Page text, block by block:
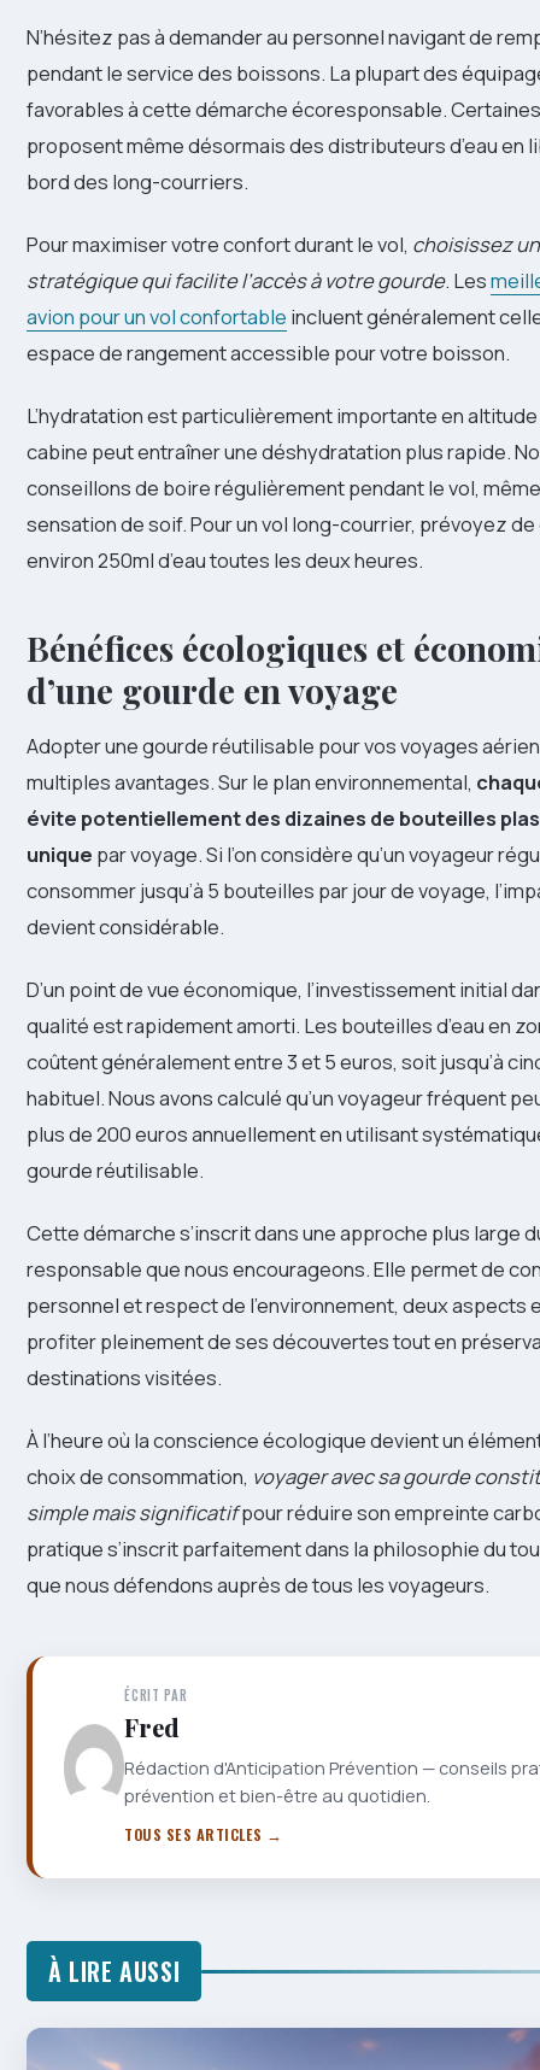
N’hésitez pas à demander au personnel navigant de
pendant le service des boissons. La plupart des
favorables à cette démarche écoresponsable.
proposent même désormais des distributeurs d’eau en
bord des long-courriers.
Pour maximiser votre confort durant le vol, choisissez
stratégique qui facilite l’accès à votre gourde. Les
avion pour un vol confortable incluent généralement
espace de rangement accessible pour votre boisson.
L’hydratation est particulièrement importante en altitude
cabine peut entraîner une déshydratation plus rapide.
conseillons de boire régulièrement pendant le vol,
sensation de soif. Pour un vol long-courrier, prévoyez
environ 250ml d’eau toutes les deux heures.
Bénéfices écologiques et
d’une gourde en voyage
Adopter une gourde réutilisable pour vos voyages
multiples avantages. Sur le plan environnemental,
évite potentiellement des dizaines de bouteilles
unique par voyage. Si l’on considère qu’un voyageur
consommer jusqu’à 5 bouteilles par jour de voyage,
devient considérable.
D’un point de vue économique, l’investissement initial
qualité est rapidement amorti. Les bouteilles d’eau en
coûtent généralement entre 3 et 5 euros, soit jusqu’à
habituel. Nous avons calculé qu’un voyageur fréquent
plus de 200 euros annuellement en utilisant
gourde réutilisable.
Cette démarche s’inscrit dans une approche plus large
responsable que nous encourageons. Elle permet de
personnel et respect de l’environnement, deux aspects
profiter pleinement de ses découvertes tout en
destinations visitées.
À l’heure où la conscience écologique devient un
choix de consommation, voyager avec sa gourde
simple mais significatifpour réduire son empreinte
pratique s’inscrit parfaitement dans la philosophie du
que nous défendons auprès de tous les voyageurs.
ÉCRIT PAR
Fred
Rédaction d'Anticipation Prévention — conseils
prévention et bien-être au quotidien.
TOUS SES ARTICLES →
À LIRE AUSSI